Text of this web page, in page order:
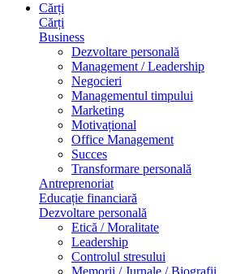
Cărți
Cărți
Business
Dezvoltare personală
Management / Leadership
Negocieri
Managementul timpului
Marketing
Motivațional
Office Management
Succes
Transformare personală
Antreprenoriat
Educație financiară
Dezvoltare personală
Etică / Moralitate
Leadership
Controlul stresului